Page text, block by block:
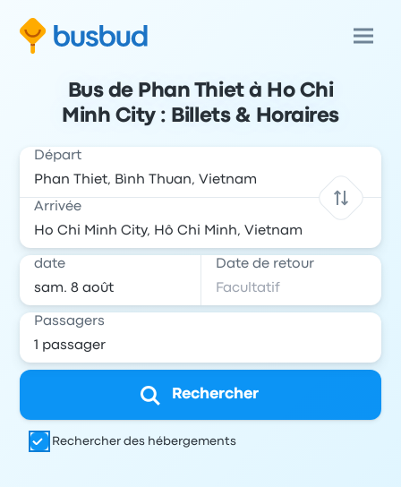
Bus de Phan Thiet à Ho Chi
Minh City : Billets & Horaires
Départ
Arrivée
date Date de retour
Passagers
Rechercher
Rechercher des hébergements